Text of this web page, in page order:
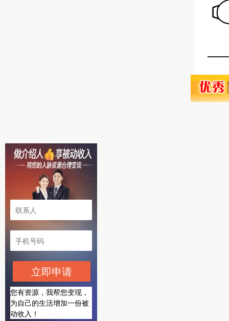
立即申请
您有资源，我帮您变现，
为自己的生活增加一份被
动收入！